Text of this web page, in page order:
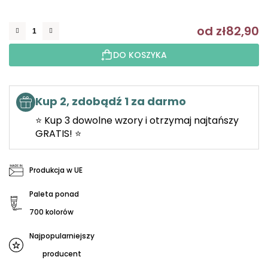
od zł82,90
DO KOSZYKA
Kup 2, zdobądź 1 za darmo
⭐ Kup 3 dowolne wzory i otrzymaj najtańszy
GRATIS! ⭐
Produkcja w UE
Paleta ponad
700 kolorów
Najpopularniejszy
producent